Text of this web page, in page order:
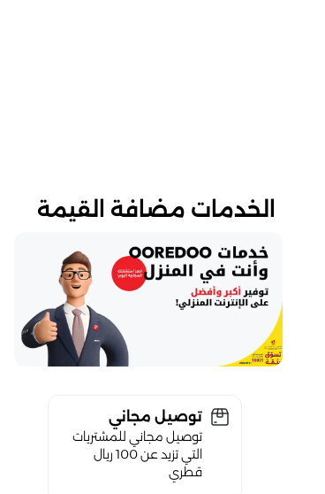
الخدمات مضافة القيمة
توصيل مجاني
توصيل مجاني للمشتريات
التي تزيد عن 100 ريال
قطري